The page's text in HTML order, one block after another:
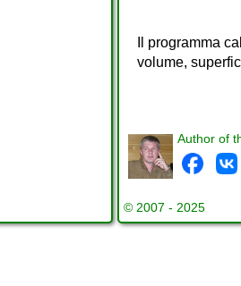
Il programma
volume,
Author of
© 2007 - 2025